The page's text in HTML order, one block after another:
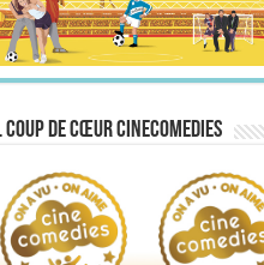
de Cœur CineComedies